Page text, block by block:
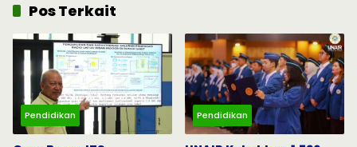
Pos Terkait
Pendidikan Pendidikan